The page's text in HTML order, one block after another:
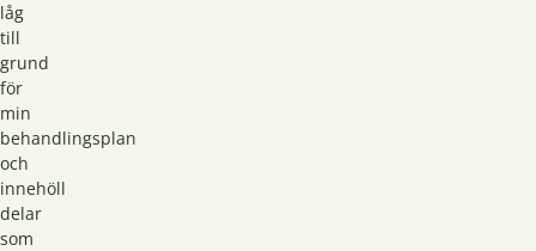
låg
till
grund
för
min
behandlingsplan
och
innehöll
delar
som